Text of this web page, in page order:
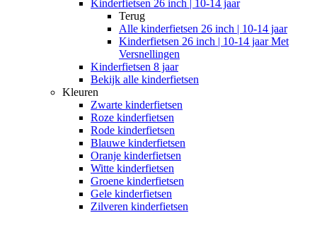
Kinderfietsen 26 inch | 10-14 jaar
Terug
Alle kinderfietsen 26 inch | 10-14 jaar
Kinderfietsen 26 inch | 10-14 jaar Met
Versnellingen
Kinderfietsen 8 jaar
Bekijk alle kinderfietsen
Kleuren
Zwarte kinderfietsen
Roze kinderfietsen
Rode kinderfietsen
Blauwe kinderfietsen
Oranje kinderfietsen
Witte kinderfietsen
Groene kinderfietsen
Gele kinderfietsen
Zilveren kinderfietsen